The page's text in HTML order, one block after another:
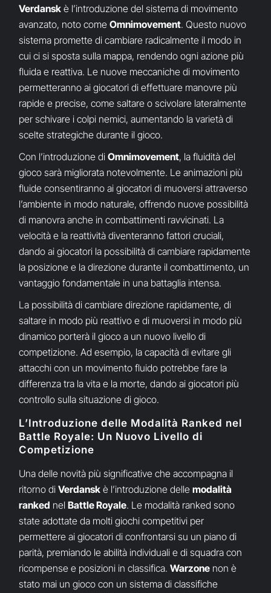
Verdansk è l’introduzione del sistema di movimento
avanzato, noto comeOmnimovement. Questo nuovo
sistema promette di cambiare radicalmente il modo in
cui ci si sposta sulla mappa, rendendo ogni azione più
fluida e reattiva. Le nuove meccaniche di movimento
permetteranno ai giocatori di effettuare manovre più
rapide e precise, come saltare o scivolare lateralmente
per schivare i colpi nemici, aumentando la varietà di
scelte strategiche durante il gioco.
Con l’introduzione diOmnimovement, la fluidità del
gioco sarà migliorata notevolmente. Le animazioni più
fluide consentiranno ai giocatori di muoversi attraverso
l’ambiente in modo naturale, offrendo nuove possibilità
di manovra anche in combattimenti ravvicinati. La
velocità e la reattività diventeranno fattori cruciali,
dando ai giocatori la possibilità di cambiare rapidamente
la posizione e la direzione durante il combattimento, un
vantaggio fondamentale in una battaglia intensa.
La possibilità di cambiare direzione rapidamente, di
saltare in modo più reattivo e di muoversi in modo più
dinamico porterà il gioco a un nuovo livello di
competizione. Ad esempio, la capacità di evitare gli
attacchi con un movimento fluido potrebbe fare la
differenza tra la vita e la morte, dando ai giocatori più
controllo sulla situazione di gioco.
L’Introduzione delle Modalità Ranked nel
Battle Royale: Un Nuovo Livello di
Competizione
Una delle novità più significative che accompagna il
ritorno diVerdansk è l’introduzione dellemodalità
ranked nelBattle Royale. Le modalità ranked sono
state adottate da molti giochi competitivi per
permettere ai giocatori di confrontarsi su un piano di
parità, premiando le abilità individuali e di squadra con
ricompense e posizioni in classifica.Warzone non è
stato mai un gioco con un sistema di classifiche